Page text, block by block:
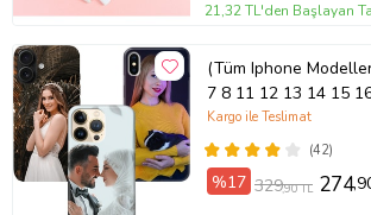
21,32 TL'den Başlayan
(Tüm Iphone
7 8 11 12 13 14 15
Plus Mini Kişiye Özel Resimli
Fotoğraflı Kılıf(42)
Kargo ile Teslimat
%17 329,90 TL 274